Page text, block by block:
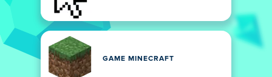
GAME MINECRAFT